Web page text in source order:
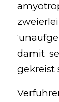
damit
gekreist